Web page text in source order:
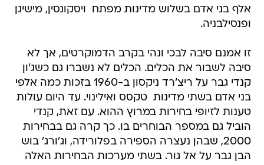
אלף בני אדם בשלוש מדינות מפתח  ויסקונסין, מישיגן
ופנסילבניה.
זו אמנם סיבה לבכי ונהי בקרב הדמוקרטים, אך לא
סיבה לשבור את הכלים. הכלים לא נשברו גם כשג'ון
קנדי גבר על ריצ'רד ניקסון ב-1960 בזכות כמה אלפי
בני אדם בשתי מדינות  טקסס ואילינוי. עד היום עולות
טענות לזיופי בחירות במרוץ ההוא. עם זאת, קנדי
הוביל גם במספר הבוחרים בו. כך קרה גם בבחירות
2000, שבהן נעצרה הספירה בפלורידה, וג'ורג' בוש
הבן גבר על אל גור. בשתי מערכות הבחירות האלה